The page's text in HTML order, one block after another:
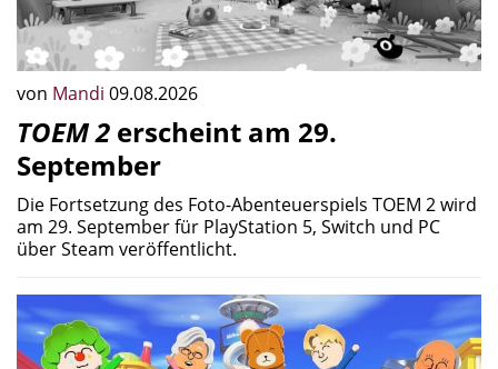
von Mandi 09.08.2026
TOEM 2 erscheint am 29.
September
Die Fortsetzung des Foto-Abenteuerspiels TOEM 2 wird
am 29. September für PlayStation 5, Switch und PC
über Steam veröffentlicht.